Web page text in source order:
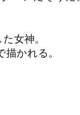
女神。
かれる。